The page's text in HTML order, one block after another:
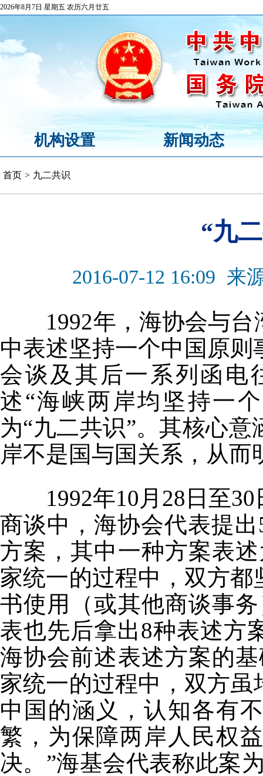
2026年8月7日 星期五 农历六月廿五
机构设置 新闻动态
首页 > 九二共识
“九
2016-07-12 16:09 来
1992年，海协会与台
中表述坚持一个中国原
会谈及其后一系列函电
述“海峡两岸均坚持一
为“九二共识”。其核心
岸不是国与国关系，从
1992年10月28日至30
商谈中，海协会代表提
方案，其中一种方案表
家统一的过程中，双方
书使用（或其他商谈事
表也先后拿出8种表述方
海协会前述表述方案的
家统一的过程中，双方
中国的涵义，认知各有
繁，为保障两岸人民权
决。”海基会代表称此案